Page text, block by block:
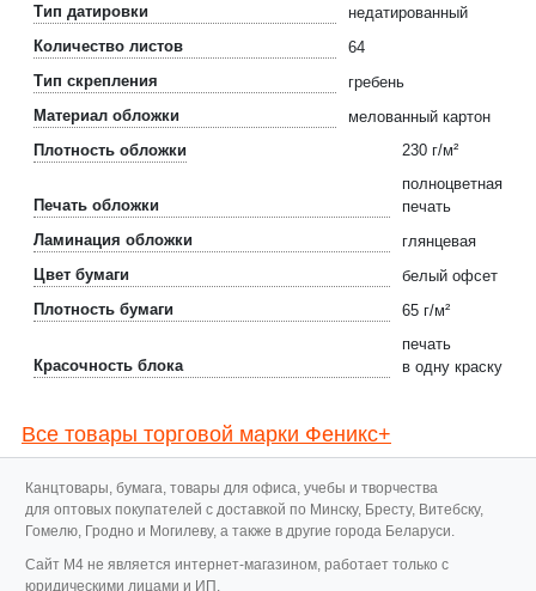
Тип датировки
недатированный
Количество листов
64
Тип скрепления
гребень
Материал обложки
мелованный картон
Плотность обложки
230 г/м²
Печать обложки
полноцветная
печать
Ламинация обложки
глянцевая
Цвет бумаги
белый офсет
Плотность бумаги
65 г/м²
Красочность блока
печать
в одну краску
Все товары торговой марки Феникс+
Канцтовары, бумага, товары для офиса, учебы и творчества
для оптовых покупателей с доставкой по Минску, Бресту, Витебску,
Гомелю, Гродно и Могилеву, а также в другие города Беларуси.
Cайт M4 не является интернет-магазином, работает только с
юридическими лицами и ИП.